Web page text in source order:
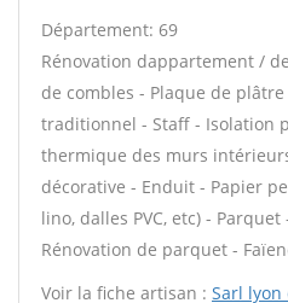
Département: 69
Rénovation dappartement /
de combles - Plaque de
traditionnel - Staff - Isolation
thermique des murs
décorative - Enduit - Papier
lino, dalles PVC, etc) -
Rénovation de parquet -
Voir la fiche artisan : Sarl lyon